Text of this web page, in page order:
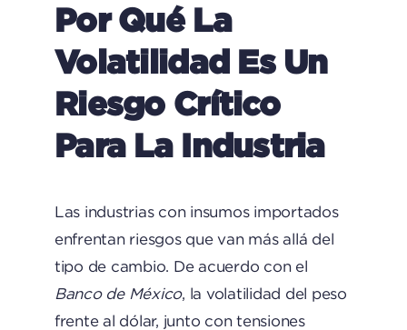
Por Qué La
Volatilidad Es Un
Riesgo Crítico
Para La Industria
Las industrias con insumos importados
enfrentan riesgos que van más allá del
tipo de cambio. De acuerdo con el
Banco de México, la volatilidad del peso
frente al dólar, junto con tensiones